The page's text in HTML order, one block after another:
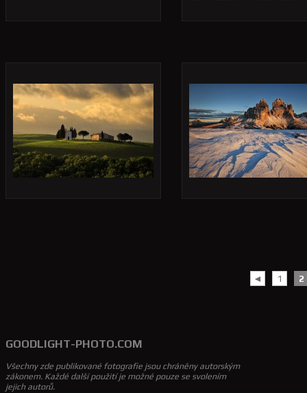
◄ 1 2
GOODLIGHT-PHOTO.COM
Všechny zde publikované fotografie jsou chráněny autorským
zákonem. Každé další použití je možné pouze se svolením
jejich autorů.